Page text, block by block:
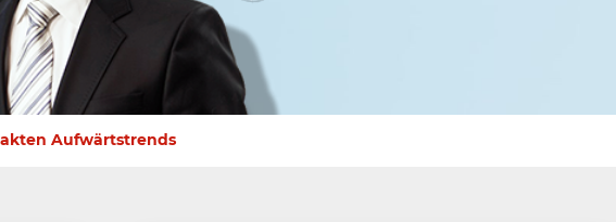
Aufwärtstrends